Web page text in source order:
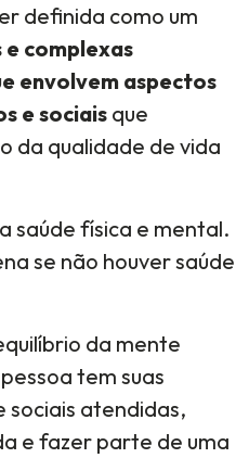
definida como um
complexas
envolvem aspectos
e sociais que
da qualidade de vida
saúde física e mental.
se não houver saúde
da mente
tem suas
sociais atendidas,
e fazer parte de uma